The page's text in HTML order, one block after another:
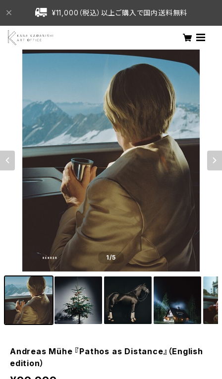
¥11,000（税込）以上ご購入で国内送料無料
1/5
Andreas Mühe 『Pathos as Distance』（English
edition）